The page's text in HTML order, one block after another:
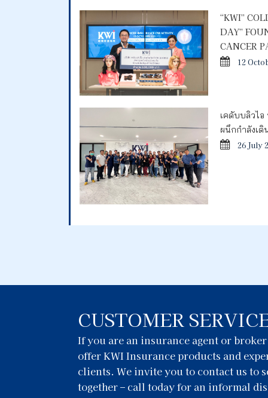
“KWI”
DAY”
CANCER
12
เคดับบลิวไ
ผนึกกำลังเ
26 July
CUSTOMER
If you are an insurance agent or
offer KWI Insurance products and
clients. We invite you to contact us to
together – call today for an informal